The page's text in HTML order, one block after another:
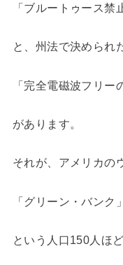
「ブルートゥース禁
と、州法で決められ
「完全電磁波フリー
があります。
それが、アメリカの
「グリーン・バンク」
という人口150人ほ